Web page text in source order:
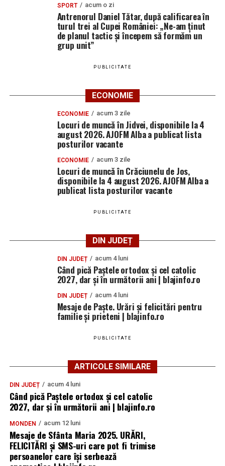
SPORT acum o zi
Antrenorul Daniel Tătar, după calificarea în
turul trei al Cupei României: „Ne-am ținut
de planul tactic și începem să formăm un
grup unit”
PUBLICITATE
ECONOMIE
ECONOMIE acum 3 zile
Locuri de muncă în Jidvei, disponibile la 4
august 2026. AJOFM Alba a publicat lista
posturilor vacante
ECONOMIE acum 3 zile
Locuri de muncă în Crăciunelu de Jos,
disponibile la 4 august 2026. AJOFM Alba a
publicat lista posturilor vacante
PUBLICITATE
DIN JUDEȚ
DIN JUDEȚ acum 4 luni
Când pică Paștele ortodox și cel catolic
2027, dar și în următorii ani | blajinfo.ro
DIN JUDEȚ acum 4 luni
Mesaje de Paște. Urări și felicitări pentru
familie și prieteni | blajinfo.ro
PUBLICITATE
ARTICOLE SIMILARE
DIN JUDEȚ acum 4 luni
Când pică Paștele ortodox și cel catolic
2027, dar și în următorii ani | blajinfo.ro
MONDEN acum 12 luni
Mesaje de Sfânta Maria 2025. URĂRI,
FELICITĂRI și SMS-uri care pot fi trimise
persoanelor care își serbează